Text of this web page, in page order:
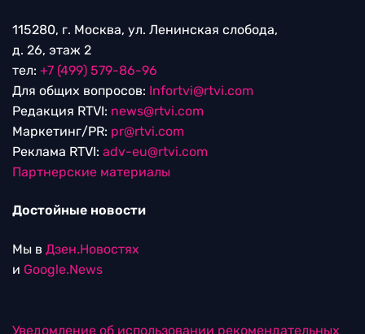
115280, г. Москва, ул. Ленинская слобода,
д. 26, этаж 2
тел: +7 (499) 579-86-96
Для общих вопросов: Infortvi@rtvi.com
Редакция RTVI: news@rtvi.com
Маркетинг/PR: pr@rtvi.com
Реклама RTVI: adv-eu@rtvi.com
Партнерские материалы
Достойные новости
Мы в Дзен.Новостях
и Google.News
Уведомление об использовании рекомендательных